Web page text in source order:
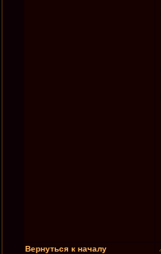
Вернуться к началу